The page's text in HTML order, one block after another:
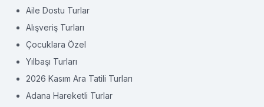
Aile Dostu Turlar
Alışveriş Turları
Çocuklara Özel
Yılbaşı Turları
2026 Kasım Ara Tatili Turları
Adana Hareketli Turlar